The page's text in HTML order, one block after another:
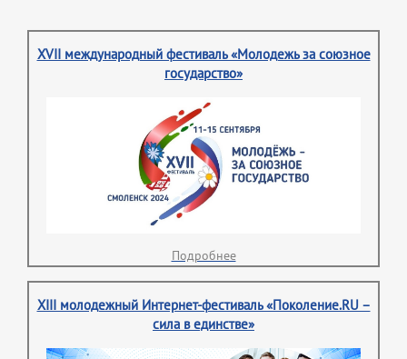
XVII международный фестиваль «Молодежь за союзное
государство»
Подробнее
XIII молодежный Интернет-фестиваль «Поколение.RU –
сила в единстве»